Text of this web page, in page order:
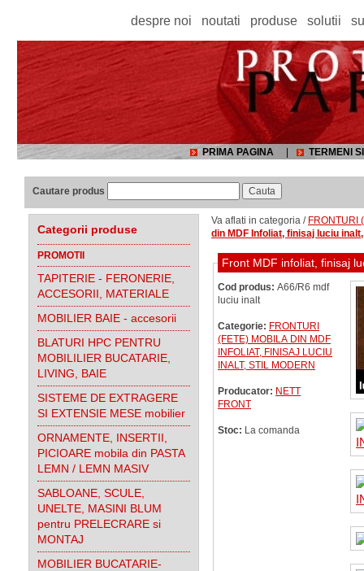
despre noi noutati produse solutii
PRIMA PAGINA TERMENI
Cautare produs
Categorii produse
PROMOTII
TAPITERIE - FERONERIE,
ACCESORII, MATERIALE
MOBILIER BAIE - accesorii
BLATURI HPC PENTRU
MOBILILIER BUCATARIE,
LIVING, BAIE
SISTEME DE EXTRAGERE
SI EXTENSIE MESE mobilier
ORNAMENTE, INSERTII,
PICIOARE mobila din PASTA
LEMN / LEMN MASIV
SABLOANE, SCULE,
UNELTE, MASINI BLUM
pentru PRELECRARE si
MONTAJ
MOBILIER BUCATARIE-
Va aflati in categoria / FRONTURI
din MDF Infoliat, finisaj luciu
Front MDF infoliat, finisaj
Cod produs: A66/R6 mdf
luciu inalt
Categorie: FRONTURI
(FETE) MOBILA DIN MDF
INFOLIAT, FINISAJ LUCIU
INALT, STIL MODERN
Producator: NETT
FRONT
Stoc: La comanda